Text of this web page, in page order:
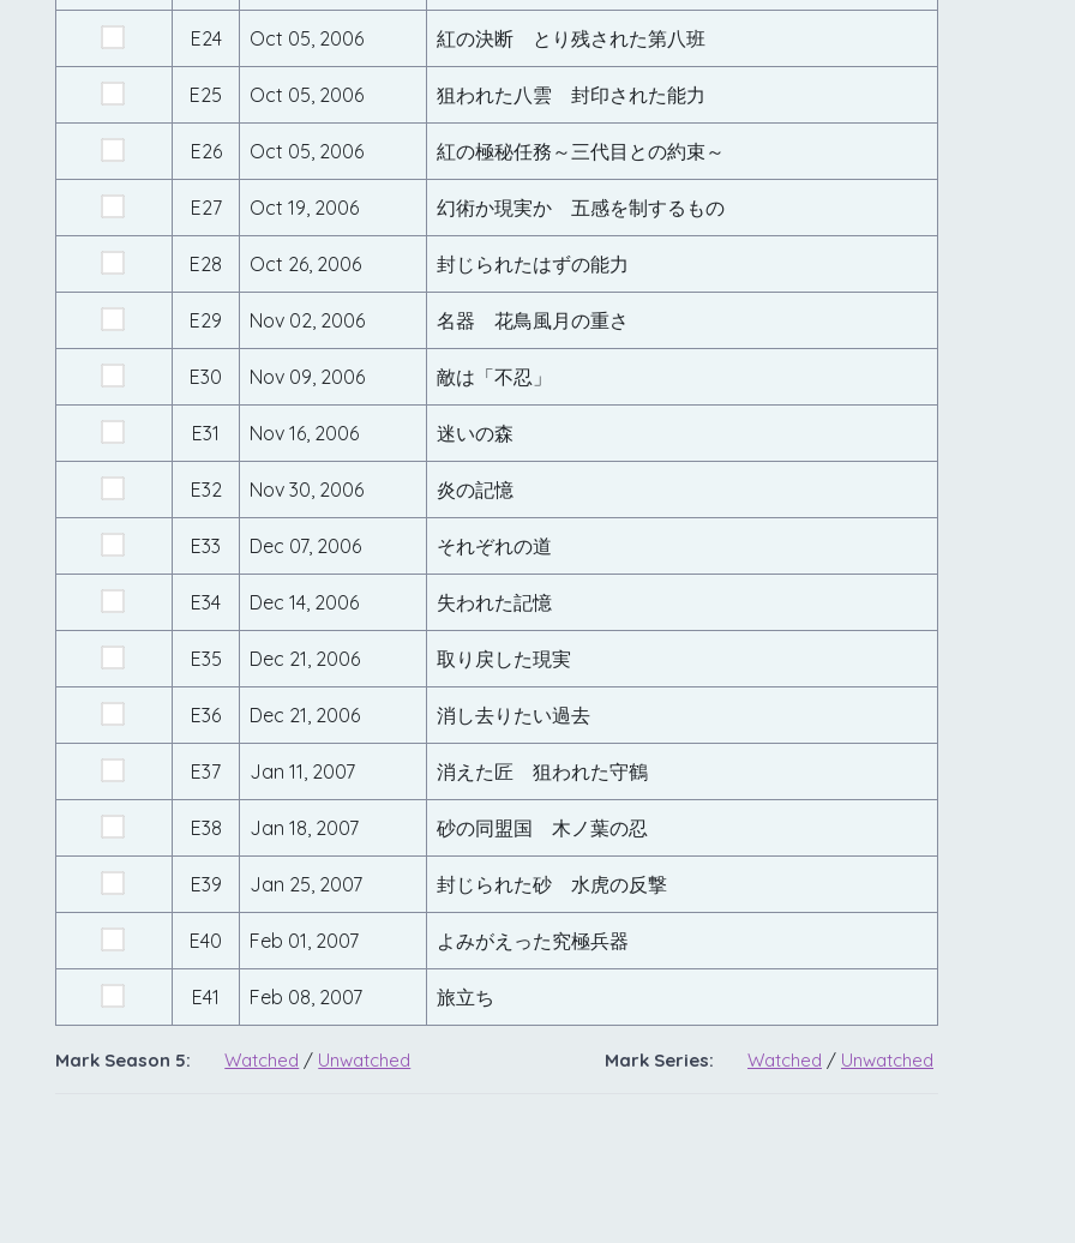
E24 Oct 05, 2006 紅の決断 とり残された第八班
E25 Oct 05, 2006 狙われた八雲 封印された能力
E26 Oct 05, 2006 紅の極秘任務～三代目との約束～
E27 Oct 19, 2006 幻術か現実か 五感を制するもの
E28 Oct 26, 2006 封じられたはずの能力
E29 Nov 02, 2006 名器 花鳥風月の重さ
E30 Nov 09, 2006 敵は「不忍」
E31 Nov 16, 2006 迷いの森
E32 Nov 30, 2006 炎の記憶
E33 Dec 07, 2006 それぞれの道
E34 Dec 14, 2006 失われた記憶
E35 Dec 21, 2006 取り戻した現実
E36 Dec 21, 2006 消し去りたい過去
E37 Jan 11, 2007 消えた匠 狙われた守鶴
E38 Jan 18, 2007 砂の同盟国 木ノ葉の忍
E39 Jan 25, 2007 封じられた砂 水虎の反撃
E40 Feb 01, 2007 よみがえった究極兵器
E41 Feb 08, 2007 旅立ち
Mark Season 5: Watched / Unwatched Mark Series: Watched / Unwatched